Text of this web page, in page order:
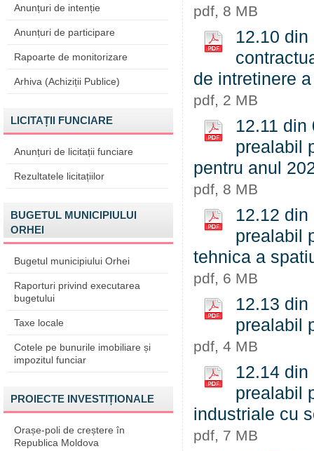
Anunțuri de intenție
Anunțuri de participare
Rapoarte de monitorizare
Arhiva (Achiziții Publice)
LICITAȚII FUNCIARE
Anunțuri de licitații funciare
Rezultatele licitațiilor
BUGETUL MUNICIPIULUI
ORHEI
Bugetul municipiului Orhei
Raporturi privind executarea
bugetului
Taxe locale
Cotele pe bunurile imobiliare și
impozitul funciar
PROIECTE INVESTIȚIONALE
Orașe-poli de creștere în
Republica Moldova
pdf, 8 MB
12.10
de intretinere
pdf, 2 MB
12.11
prealabil
pentru anul
pdf, 8 MB
12.12
prealabil
tehnica a
pdf, 6 MB
12.13
prealabil
pdf, 4 MB
12.14
prealabil
industriale cu
pdf, 7 MB